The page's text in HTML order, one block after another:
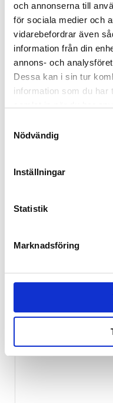
och annonserna till
för sociala medier och
vidarebefordrar även
information från din
annons- och
Dessa kan i sin tur
information som du har
Nödvändig
Inställningar
Statistik
Marknadsföring